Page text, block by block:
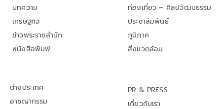
บทความ
เศรษฐกิจ
ข่าวพระราชสำนัก
หนังสือพิมพ์
ท่องเที่ยว – ศิลปวัฒนธรรม
ประชาสัมพันธ์
ภูมิภาค
สิ่งแวดล้อม
ต่างประเทศ
อาชญากรรม
PR & PRESS
เกี่ยวกับเรา